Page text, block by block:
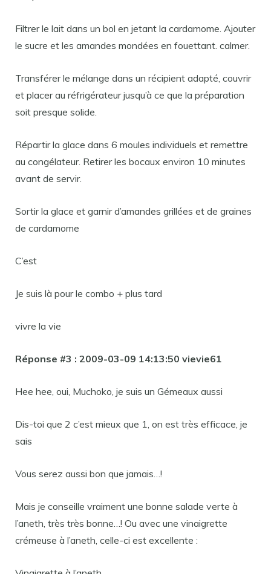
Filtrer le lait dans un bol en jetant la cardamome. Ajouter
le sucre et les amandes mondées en fouettant. calmer.
Transférer le mélange dans un récipient adapté, couvrir
et placer au réfrigérateur jusqu’à ce que la préparation
soit presque solide.
Répartir la glace dans 6 moules individuels et remettre
au congélateur. Retirer les bocaux environ 10 minutes
avant de servir.
Sortir la glace et garnir d’amandes grillées et de graines
de cardamome
C’est
Je suis là pour le combo + plus tard
vivre la vie
Réponse #3 : 2009-03-09 14:13:50 vievie61
Hee hee, oui, Muchoko, je suis un Gémeaux aussi
Dis-toi que 2 c’est mieux que 1, on est très efficace, je
sais
Vous serez aussi bon que jamais…!
Mais je conseille vraiment une bonne salade verte à
l’aneth, très très bonne…! Ou avec une vinaigrette
crémeuse à l’aneth, celle-ci est excellente :